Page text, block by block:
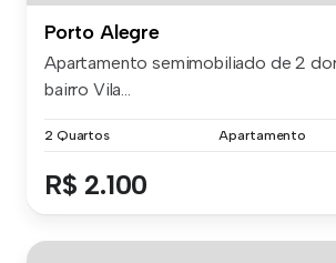
Porto Alegre
Apartamento semimobiliado de 2
bairro Vila...
2 Quartos Apartamento
R$ 2.100